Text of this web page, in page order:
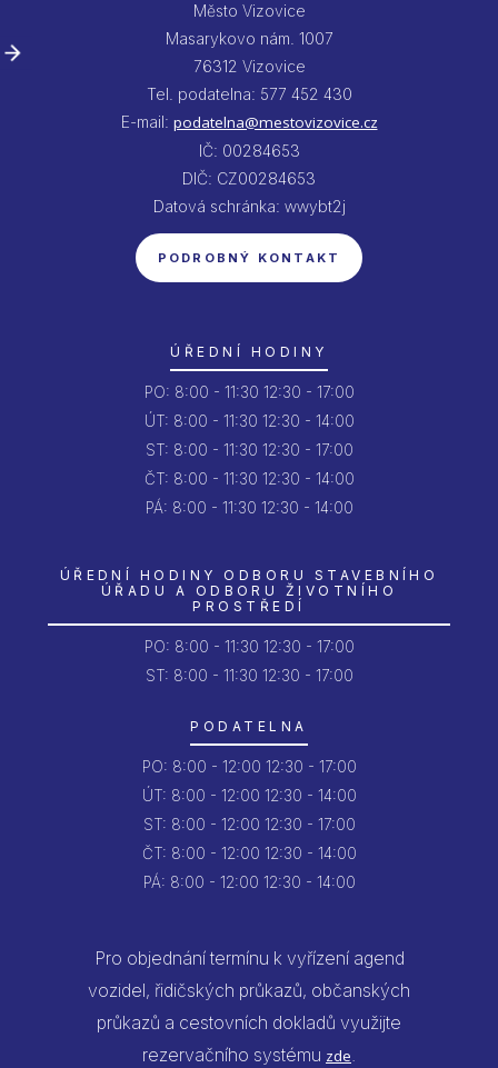
Město Vizovice
Masarykovo nám. 1007
76312 Vizovice
Tel. podatelna: 577 452 430
E-mail: podatelna@mestovizovice.cz
IČ: 00284653
DIČ: CZ00284653
Datová schránka: wwybt2j
PODROBNÝ KONTAKT
ÚŘEDNÍ HODINY
PO: 8:00 - 11:30 12:30 - 17:00
ÚT: 8:00 - 11:30 12:30 - 14:00
ST: 8:00 - 11:30 12:30 - 17:00
ČT: 8:00 - 11:30 12:30 - 14:00
PÁ: 8:00 - 11:30 12:30 - 14:00
ÚŘEDNÍ HODINY ODBORU STAVEBNÍHO
ÚŘADU A ODBORU ŽIVOTNÍHO
PROSTŘEDÍ
PO: 8:00 - 11:30 12:30 - 17:00
ST: 8:00 - 11:30 12:30 - 17:00
PODATELNA
PO: 8:00 - 12:00 12:30 - 17:00
ÚT: 8:00 - 12:00 12:30 - 14:00
ST: 8:00 - 12:00 12:30 - 17:00
ČT: 8:00 - 12:00 12:30 - 14:00
PÁ: 8:00 - 12:00 12:30 - 14:00
Pro objednání termínu k vyřízení agend
vozidel, řidičských průkazů, občanských
průkazů a cestovních dokladů využijte
rezervačního systému zde.